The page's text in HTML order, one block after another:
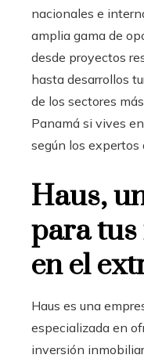
nacionales e
amplia gama de
desde proyectos
hasta desarrollos
de los sectores
Panamá si vives
según los expertos
Haus,
para tus
en el
Haus es una
especializada en
inversión